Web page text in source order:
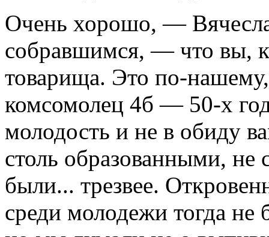
Очень хорошо, —
собравшимся, — что вы,
товарища. Это по-
комсомолец 4б — 50-х
молодость и не в обиду
столь образованными,
были... трезвее.
среди молодежи тогда